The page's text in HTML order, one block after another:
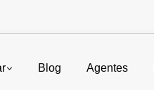
Blog Agentes